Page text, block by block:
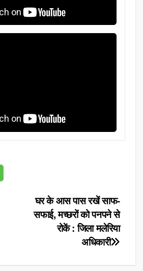
घर के आस पास रखें साफ-
सफाई, मच्छरों को पनपने से
रोकें : जिला मलेरिया
अधिकारी